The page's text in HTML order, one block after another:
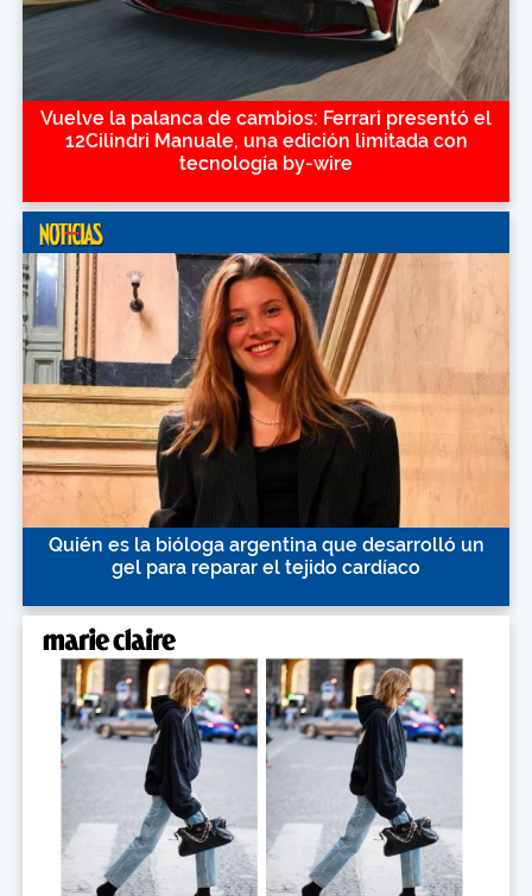
Vuelve la palanca de cambios: Ferrari presentó el
12Cilindri Manuale, una edición limitada con
tecnología by-wire
Quién es la bióloga argentina que desarrolló un
gel para reparar el tejido cardíaco